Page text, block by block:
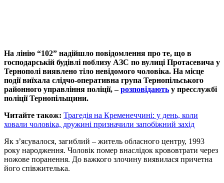
На лінію “102” надійшло повідомлення про те, що в
господарській будівлі поблизу АЗС по вулиці Протасевича у
Тернополі виявлено тіло невідомого чоловіка. На місце
події виїхала слідчо-оперативна група Тернопільського
районного управління поліції, –розповідають у пресслужбі
поліції Тернопільщини.
Читайте також: Трагедія на Кременеччині: у день, коли
ховали чоловіка, дружині призначили запобіжний захід
Як з’ясувалося, загиблий – житель обласного центру, 1993
року народження. Чоловік помер внаслідок крововтрати через
ножове поранення. До важкого злочину виявилася причетна
його співжителька.